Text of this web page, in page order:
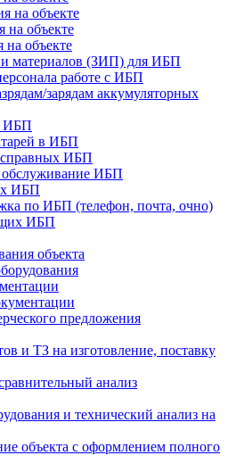
на объекте
объекте
объекте
и материалов (ЗИП) для ИБП
работе с ИБП
зарядам аккумуляторных
ИБП
в ИБП
ИБП
обслуживание ИБП
ИБП
по ИБП (телефон, почта, очно)
ИБП
объекта
предложения
и ТЗ на изготовление, поставку
анализ
и технический анализ на
объекта с оформлением полного